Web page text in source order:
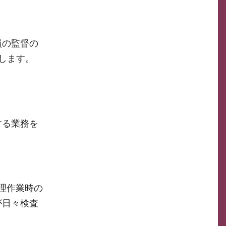
監督の
ます。
業務を
作業時の
々検査